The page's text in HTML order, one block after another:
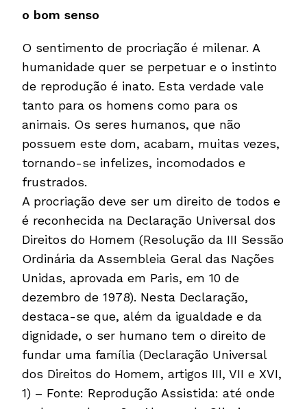
o bom senso
O sentimento de procriação é milenar. A
humanidade quer se perpetuar e o instinto
de reprodução é inato. Esta verdade vale
tanto para os homens como para os
animais. Os seres humanos, que não
possuem este dom, acabam, muitas vezes,
tornando-se infelizes, incomodados e
frustrados.
A procriação deve ser um direito de todos e
é reconhecida na Declaração Universal dos
Direitos do Homem (Resolução da III Sessão
Ordinária da Assembleia Geral das Nações
Unidas, aprovada em Paris, em 10 de
dezembro de 1978). Nesta Declaração,
destaca-se que, além da igualdade e da
dignidade, o ser humano tem o direito de
fundar uma família (Declaração Universal
dos Direitos do Homem, artigos III, VII e XVI,
1) – Fonte: Reprodução Assistida: até onde